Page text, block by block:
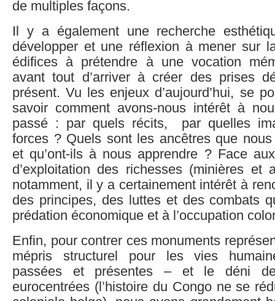
de multiples façons.
Il y a également une recherche
développer et une réflexion à mener sur
édifices à prétendre à une vocation
avant tout d’arriver à créer des prises
présent. Vu les enjeux d’aujourd’hui, se
savoir comment avons-nous intérêt à
passé : par quels récits, par quelles
forces ? Quels sont les ancêtres que
et qu’ont-ils à nous apprendre ? Face
d’exploitation des richesses (minières et
notamment, il y a certainement intérêt à
des principes, des luttes et des combats
prédation économique et à l’occupation
Enfin, pour contrer ces monuments
mépris structurel pour les vies
passées et présentes – et le déni
eurocentrées (l’histoire du Congo ne se